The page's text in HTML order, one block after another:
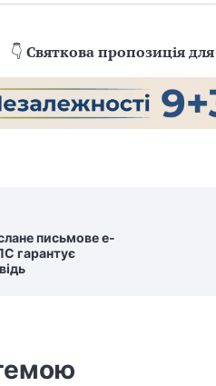
👇 Святкова пропозиція для
письмове е-
гарантує